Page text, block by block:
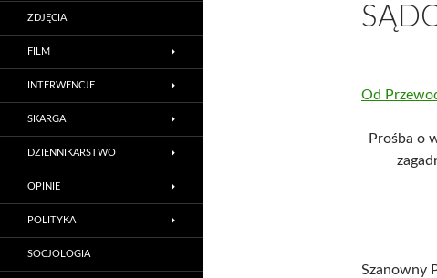
Od
Prośba o
Szanowny
ZDJĘCIA
FILM
INTERWENCJE
SKARGA
DZIENNIKARSTWO
OPINIE
POLITYKA
SOCJOLOGIA